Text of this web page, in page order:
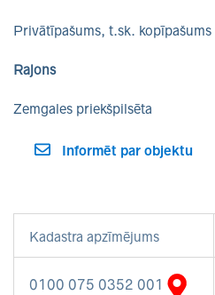
Privātīpašums, t.sk. kopīpašums
Rajons
Zemgales priekšpilsēta
Informēt par objektu
Kadastra apzīmējums
0100 075 0352 001